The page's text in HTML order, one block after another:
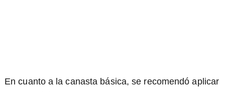
En cuanto a la canasta básica, se recomendó aplicar